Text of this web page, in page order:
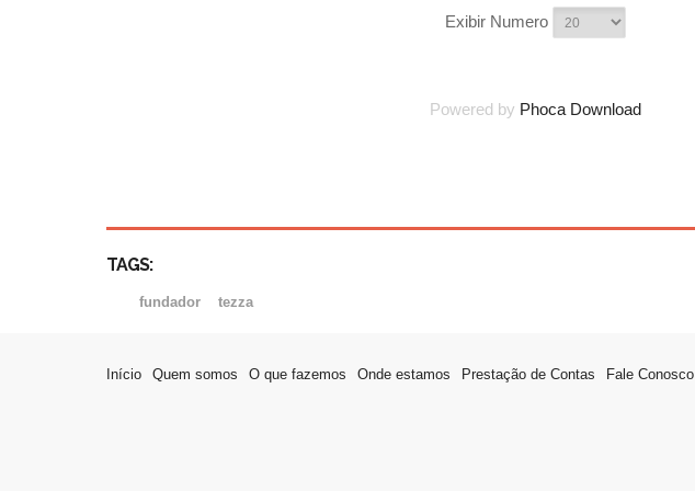
Exibir Numero
Powered by Phoca Download
TAGS:
fundador tezza
Início Quem somos O que fazemos Onde estamos Prestação de Contas Fale Conosco